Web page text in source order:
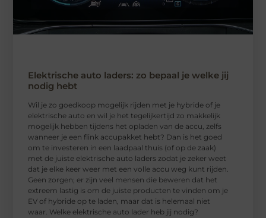
Elektrische auto laders: zo bepaal je welke jij
nodig hebt
Wil je zo goedkoop mogelijk rijden met je hybride of je
elektrische auto en wil je het tegelijkertijd zo makkelijk
mogelijk hebben tijdens het opladen van de accu, zelfs
wanneer je een flink accupakket hebt? Dan is het goed
om te investeren in een laadpaal thuis (of op de zaak)
met de juiste elektrische auto laders zodat je zeker weet
dat je elke keer weer met een volle accu weg kunt rijden.
Geen zorgen; er zijn veel mensen die beweren dat het
extreem lastig is om de juiste producten te vinden om je
EV of hybride op te laden, maar dat is helemaal niet
waar. Welke elektrische auto lader heb jij nodig?